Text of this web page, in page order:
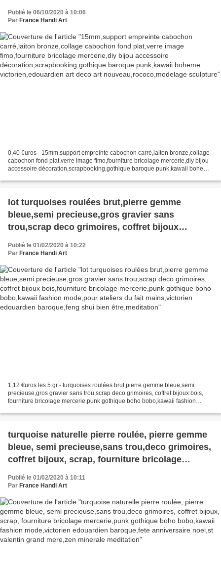
accessoire décoration,scrapbooking,gothique
baroque punk,kawaii boheme
nouveau,rococo,modelage sculpture
Publié le 06/10/2020 à 10:06
Par France Handi Art
0,40 €uros - 15mm,support empreinte cabochon carré,laiton bronze,collage
cabochon fond plat,verre image fimo,fourniture bricolage mercerie,diy bijou
accessoire décoration,scrapbooking,gothique baroque punk,kawaii boheme
lot turquoises roulées brut,pierre gemme
bleue,semi precieuse,gros gravier sans
trou,scrap deco grimoires, coffret bijoux
gothique boho bobo,kawaii fashion mode,pour
baroque,feng shui bien être,meditation
Publié le 01/02/2020 à 10:22
Par France Handi Art
1,12 €uros les 5 gr - turquoises roulées brut,pierre gemme bleue,semi
precieuse,gros gravier sans trou,scrap deco grimoires, coffret bijoux bois,
fourniture bricolage mercerie,punk gothique boho bobo,kawaii fashion
turquoise naturelle pierre roulée, pierre gemme
bleue, semi precieuse,sans trou,deco grimoires,
coffret bijoux, scrap, fourniture bricolage
mercerie,punk gothique boho bobo,kawaii
fashion mode,victorien edouardien baroque,fete
minerale meditation
Publié le 01/02/2020 à 10:11
Par France Handi Art